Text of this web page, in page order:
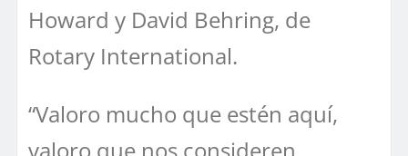
Howard y David Behring, de
Rotary International.
“Valoro mucho que estén aquí,